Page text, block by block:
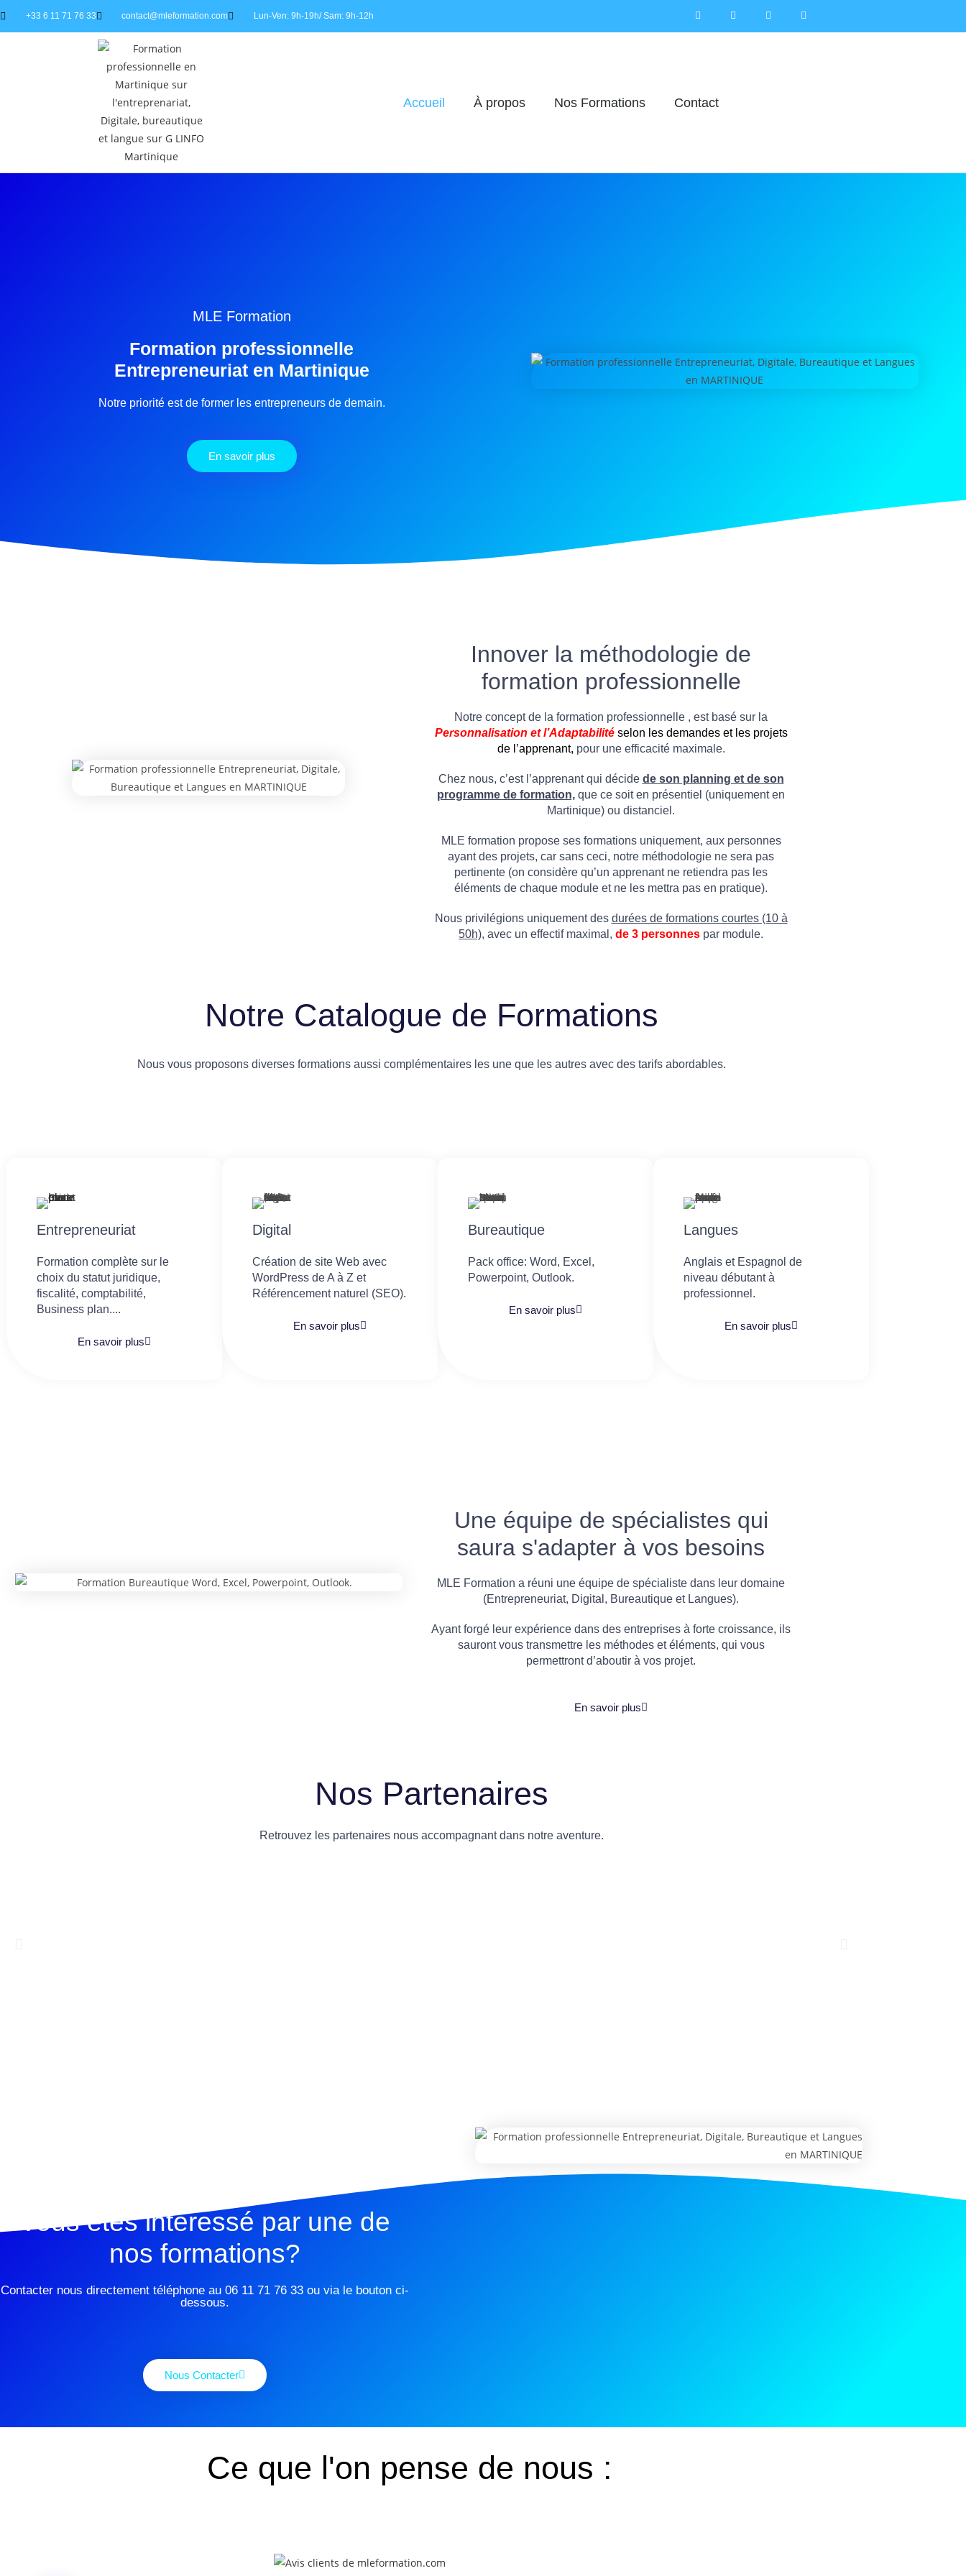
+33 6 11 71 76 33 contact@mleformation.com Lun-Ven: 9h-19h/ Sam: 9h-12h
Accueil À propos Nos Formations Contact
MLE Formation
Formation professionnelle
Entrepreneuriat en Martinique
Notre priorité est de former les entrepreneurs de demain.
En savoir plus
Innover la méthodologie de
formation professionnelle
Notre concept de la formation professionnelle , est basé sur la
Personnalisation et l’Adaptabilité selon les demandes et les projets
de l’apprenant, pour une efficacité maximale.
Chez nous, c’est l’apprenant qui décide de son planning et de son
programme de formation, que ce soit en présentiel (uniquement en
Martinique) ou distanciel.
MLE formation propose ses formations uniquement, aux personnes
ayant des projets, car sans ceci, notre méthodologie ne sera pas
pertinente (on considère qu’un apprenant ne retiendra pas les
éléments de chaque module et ne les mettra pas en pratique).
Nous privilégions uniquement des durées de formations courtes (10 à
50h), avec un effectif maximal, de 3 personnes par module.
Notre Catalogue de Formations
Nous vous proposons diverses formations aussi complémentaires les une que les autres avec des tarifs abordables.
Entrepreneuriat
Formation complète sur le
choix du statut juridique,
fiscalité, comptabilité,
Business plan....
En savoir plus
Digital
Création de site Web avec
WordPress de A à Z et
Référencement naturel (SEO).
En savoir plus
Bureautique
Pack office: Word, Excel,
Powerpoint, Outlook.​
En savoir plus
Langues
Anglais et Espagnol de
niveau débutant à
professionnel.
En savoir plus
Une équipe de spécialistes qui
saura s'adapter à vos besoins
MLE Formation a réuni une équipe de spécialiste dans leur domaine
(Entrepreneuriat, Digital, Bureautique et Langues).
Ayant forgé leur expérience dans des entreprises à forte croissance, ils
sauront vous transmettre les méthodes et éléments, qui vous
permettront d’aboutir à vos projet.
En savoir plus
Nos Partenaires
Retrouvez les partenaires nous accompagnant dans notre aventure.
Vous êtes interessé par une de
nos formations?
Contacter nous directement téléphone au 06 11 71 76 33 ou via le bouton ci-
dessous.
Nous Contacter
Ce que l'on pense de nous :